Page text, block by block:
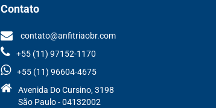
Contato
contato@anfitriaobr.com
+55 (11) 97152-1170
+55 (11) 96604-4675
Avenida Do Cursino, 3198
São Paulo - 04132002